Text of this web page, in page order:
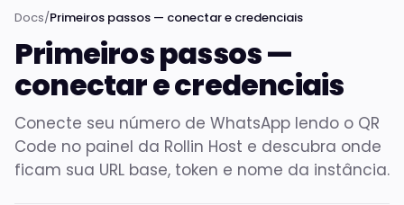
Docs/Primeiros passos — conectar e credenciais
Primeiros passos —
conectar e credenciais
Conecte seu número de WhatsApp lendo o QR
Code no painel da Rollin Host e descubra onde
ficam sua URL base, token e nome da instância.